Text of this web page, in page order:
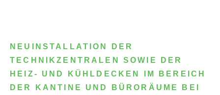
NEUINSTALLATION DER
TECHNIKZENTRALEN SOWIE DER
HEIZ- UND KÜHLDECKEN IM BEREICH
DER KANTINE UND BÜRORÄUME BEI